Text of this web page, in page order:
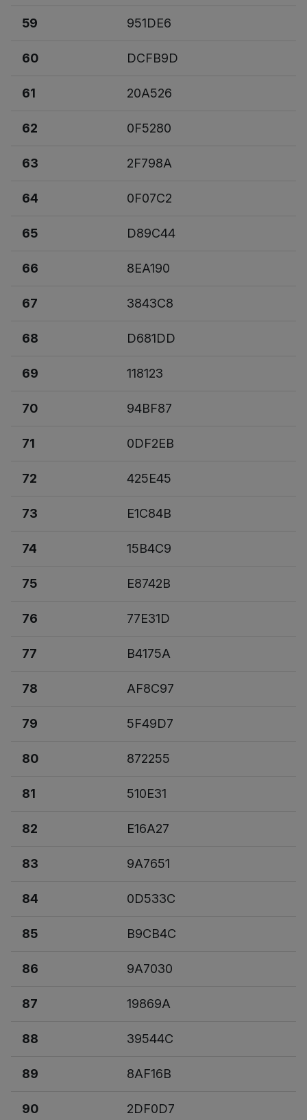
59 951DE6
60 DCFB9D
61 20A526
62 0F5280
63 2F798A
64 0F07C2
65 D89C44
66 8EA190
67 3843C8
68 D681DD
69 118123
70 94BF87
71 0DF2EB
72 425E45
73 E1C84B
74 15B4C9
75 E8742B
76 77E31D
77 B4175A
78 AF8C97
79 5F49D7
80 872255
81 510E31
82 E16A27
83 9A7651
84 0D533C
85 B9CB4C
86 9A7030
87 19869A
88 39544C
89 8AF16B
90 2DF0D7